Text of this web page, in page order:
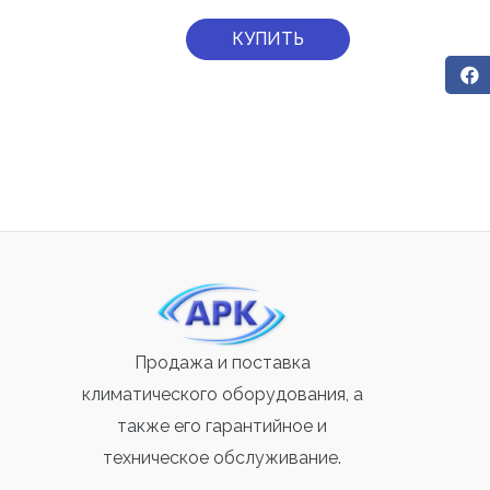
КУПИТЬ
Продажа и поставка
климатического оборудования, а
также его гарантийное и
техническое обслуживание.